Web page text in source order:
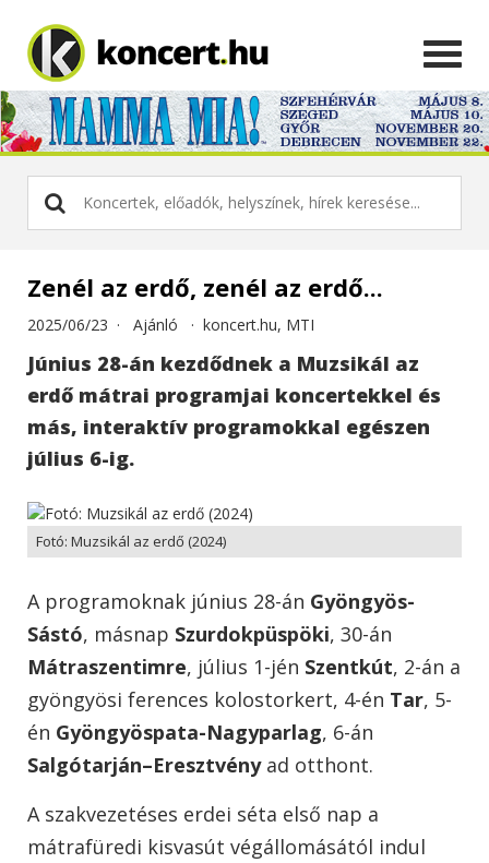
Zenél az erdő, zenél az erdő...
2025/06/23 · Ajánló · koncert.hu, MTI
Június 28-án kezdődnek a Muzsikál az
erdő mátrai programjai koncertekkel és
más, interaktív programokkal egészen
július 6-ig.
Fotó: Muzsikál az erdő (2024)
A programoknak június 28-án Gyöngyös-
Sástó, másnap Szurdokpüspöki, 30-án
Mátraszentimre, július 1-jén Szentkút, 2-án a
gyöngyösi ferences kolostorkert, 4-én Tar, 5-
én Gyöngyöspata-Nagyparlag, 6-án
Salgótarján–Eresztvényad otthont.
A szakvezetéses erdei séta első nap a
mátrafüredi kisvasút végállomásától indul